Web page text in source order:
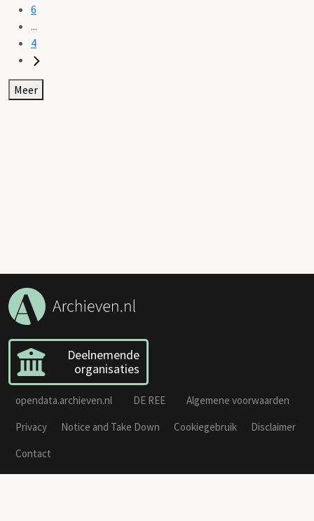
6
...
4
Meer
Deelnemende
organisaties
opendata.archieven.nl DE REE
Algemene voorwaarden
Privacy
Notice and Take Down Cookiegebruik
Disclaimer
Contact